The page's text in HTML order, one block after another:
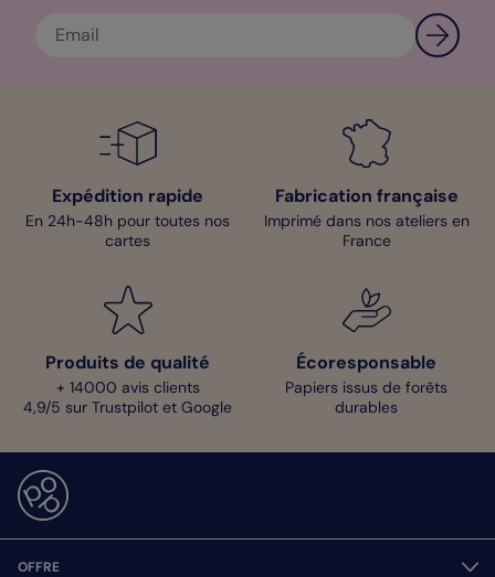
Expédition rapide
En 24h-48h pour toutes nos
cartes
Fabrication française
Imprimé dans nos ateliers en
France
Produits de qualité
+ 14000 avis clients
4,9/5 sur Trustpilot et Google
Écoresponsable
Papiers issus de forêts
durables
OFFRE